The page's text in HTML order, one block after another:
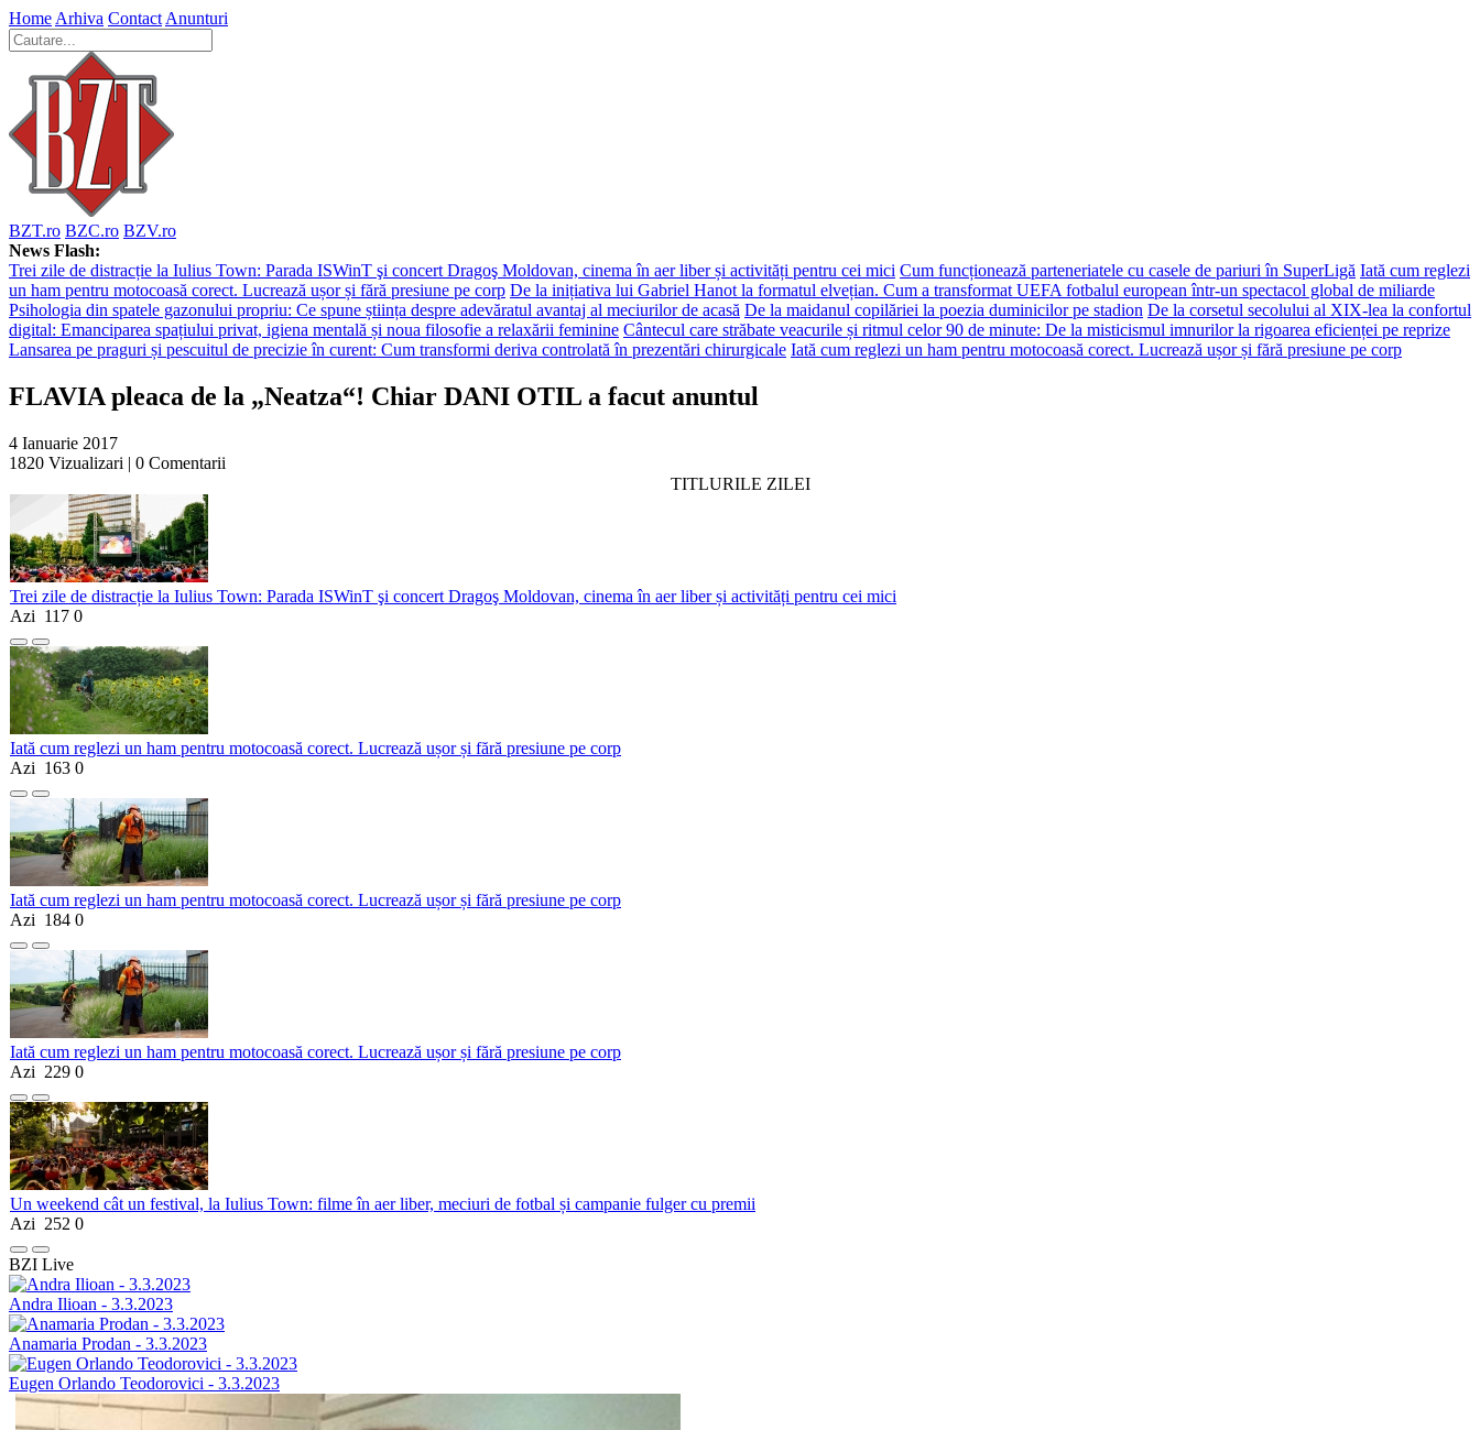
Home Arhiva Contact Anunturi
BZT.ro BZC.ro BZV.ro
News Flash:
Trei zile de distracție la Iulius Town: Parada ISWinT şi concert Dragoş Moldovan, cinema în aer liber și activități pentru cei mici Cum funcționează parteneriatele cu casele de pariuri în SuperLigă Iată cum reglezi
un ham pentru motocoasă corect. Lucrează ușor și fără presiune pe corp De la inițiativa lui Gabriel Hanot la formatul elvețian. Cum a transformat UEFA fotbalul european într-un spectacol global de miliarde
Psihologia din spatele gazonului propriu: Ce spune știința despre adevăratul avantaj al meciurilor de acasă De la maidanul copilăriei la poezia duminicilor pe stadion De la corsetul secolului al XIX-lea la confortul
digital: Emanciparea spațiului privat, igiena mentală și noua filosofie a relaxării feminine Cântecul care străbate veacurile și ritmul celor 90 de minute: De la misticismul imnurilor la rigoarea eficienței pe reprize
Lansarea pe praguri și pescuitul de precizie în curent: Cum transformi deriva controlată în prezentări chirurgicale Iată cum reglezi un ham pentru motocoasă corect. Lucrează ușor și fără presiune pe corp
FLAVIA pleaca de la „Neatza“! Chiar DANI OTIL a facut anuntul
4 Ianuarie 2017
1820 Vizualizari | 0 Comentarii
TITLURILE ZILEI
Trei zile de distracție la Iulius Town: Parada ISWinT şi concert Dragoş Moldovan, cinema în aer liber și activități pentru cei mici
Azi 117 0
Iată cum reglezi un ham pentru motocoasă corect. Lucrează ușor și fără presiune pe corp
Azi 163 0
Iată cum reglezi un ham pentru motocoasă corect. Lucrează ușor și fără presiune pe corp
Azi 184 0
Iată cum reglezi un ham pentru motocoasă corect. Lucrează ușor și fără presiune pe corp
Azi 229 0
Un weekend cât un festival, la Iulius Town: filme în aer liber, meciuri de fotbal și campanie fulger cu premii
Azi 252 0
BZI Live
Andra Ilioan - 3.3.2023
Anamaria Prodan - 3.3.2023
Eugen Orlando Teodorovici - 3.3.2023